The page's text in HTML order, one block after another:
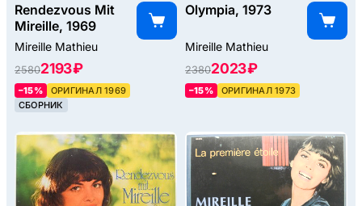
Rendezvous Mit
Mireille, 1969
Mireille Mathieu
25802193 ₽
–15%
ОРИГИНАЛ 1969
СБОРНИК
Olympia, 1973
Mireille Mathieu
23802023 ₽
–15% ОРИГИНАЛ 1973